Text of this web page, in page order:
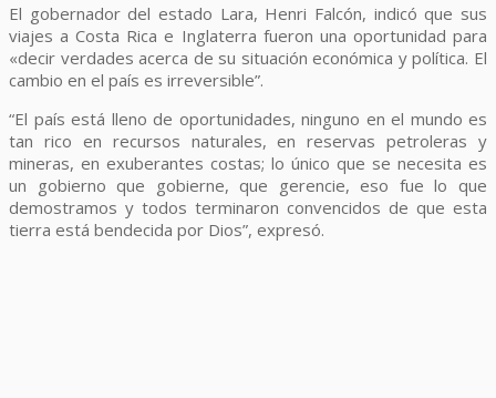
El gobernador del estado Lara, Henri Falcón, indicó que sus
viajes a Costa Rica e Inglaterra fueron una oportunidad para
«decir verdades acerca de su situación económica y política. El
cambio en el país es irreversible”.
“El país está lleno de oportunidades, ninguno en el mundo es
tan rico en recursos naturales, en reservas petroleras y
mineras, en exuberantes costas; lo único que se necesita es
un gobierno que gobierne, que gerencie, eso fue lo que
demostramos y todos terminaron convencidos de que esta
tierra está bendecida por Dios”, expresó.